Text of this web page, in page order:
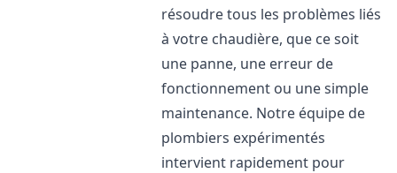
résoudre tous les problèmes liés
à votre chaudière, que ce soit
une panne, une erreur de
fonctionnement ou une simple
maintenance. Notre équipe de
plombiers expérimentés
intervient rapidement pour